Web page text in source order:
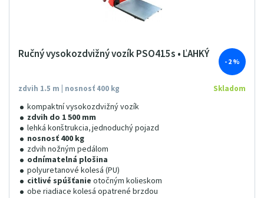
Ručný vysokozdvižný vozík PSO415s • ĽAHKÝ
zdvih 1.5 m | nosnosť 400 kg
kompaktní vysokozdvižný vozík
zdvih do 1 500 mm
lehká konštrukcia, jednoduchý pojazd
nosnosť 400 kg
zdvih nožným pedálom
odnímatelná plošina
polyuretanové kolesá (PU)
citlivé spúšťanie otočným kolieskom
obe riadiace kolesá opatrené brzdou
- 2 %
Skladom